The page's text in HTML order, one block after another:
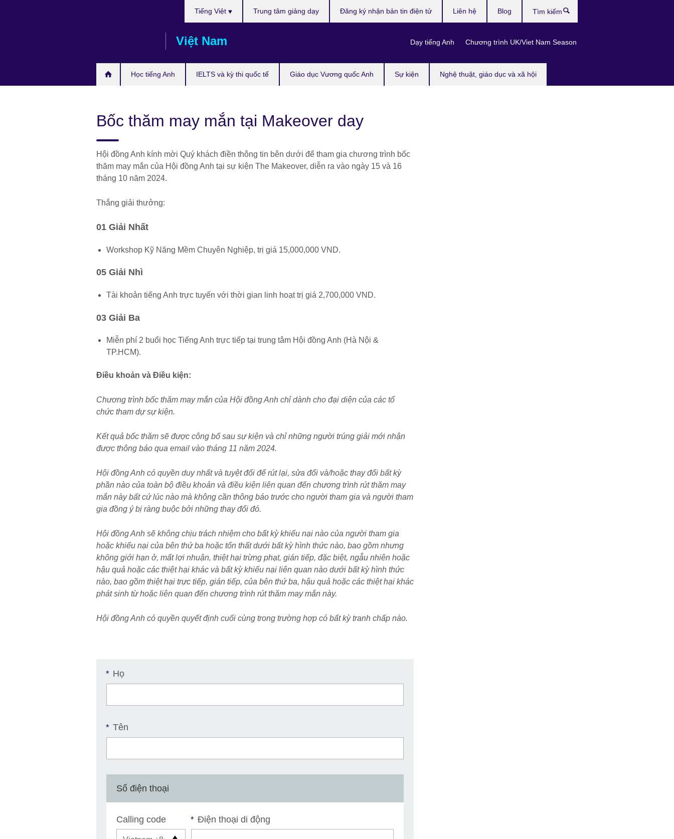
Việt Nam
Học tiếng Anh IELTS và kỳ thi quốc tế Giáo dục Vương quốc Anh Sự kiện Nghệ thuật, giáo dục và xã hội
Tiếng Việt
Dạy tiếng Anh Chương trình UK/Viet Nam Season
Trung tâm giảng dạy Đăng ký nhận bản tin điện tử Liên hệ Blog
kiếm
Bốc thăm may mắn tại Makeover day
Hội đồng Anh kính mời Quý khách điền thông tin bên dưới để tham gia chương trình bốc
thăm may mắn của Hội đồng Anh tại sự kiện The Makeover, diễn ra vào ngày 15 và 16
tháng 10 năm 2024.
Thắng giải thưởng:
01 Giải Nhất
Workshop Kỹ Năng Mềm Chuyên Nghiệp, trị giá 15,000,000 VND.
05 Giải Nhì
Tài khoản tiếng Anh trực tuyến với thời gian linh hoạt trị giá 2,700,000 VND.
03 Giải Ba
Miễn phí 2 buổi học Tiếng Anh trực tiếp tại trung tâm Hội đồng Anh (Hà Nội &
TP.HCM).
Điều khoản và Điều kiện:
Chương trình bốc thăm may mắn của Hội đồng Anh chỉ dành cho đại diện của các tổ
chức tham dự sự kiện.
Kết quả bốc thăm sẽ được công bố sau sự kiện và chỉ những người trúng giải mới nhận
được thông báo qua email vào tháng 11 năm 2024.
Hội đồng Anh có quyền duy nhất và tuyệt đối để rút lại, sửa đổi và/hoặc thay đổi bất kỳ
phần nào của toàn bộ điều khoản và điều kiện liên quan đến chương trình rút thăm may
mắn này bất cứ lúc nào mà không cần thông báo trước cho người tham gia và người tham
gia đồng ý bị ràng buộc bởi những thay đổi đó.
Hội đồng Anh sẽ không chịu trách nhiệm cho bất kỳ khiếu nại nào của người tham gia
hoặc khiếu nại của bên thứ ba hoặc tổn thất dưới bất kỳ hình thức nào, bao gồm nhưng
không giới hạn ở, mất lợi nhuận, thiệt hại trừng phạt, gián tiếp, đặc biệt, ngẫu nhiên hoặc
hậu quả hoặc các thiệt hại khác và bất kỳ khiếu nại liên quan nào dưới bất kỳ hình thức
nào, bao gồm thiệt hại trực tiếp, gián tiếp, của bên thứ ba, hậu quả hoặc các thiệt hại khác
phát sinh từ hoặc liên quan đến chương trình rút thăm may mắn này.
Hội đồng Anh có quyền quyết định cuối cùng trong trường hợp có bất kỳ tranh chấp nào.
* Họ
* Tên
Số điện thoại
Calling code * Điện thoại di động